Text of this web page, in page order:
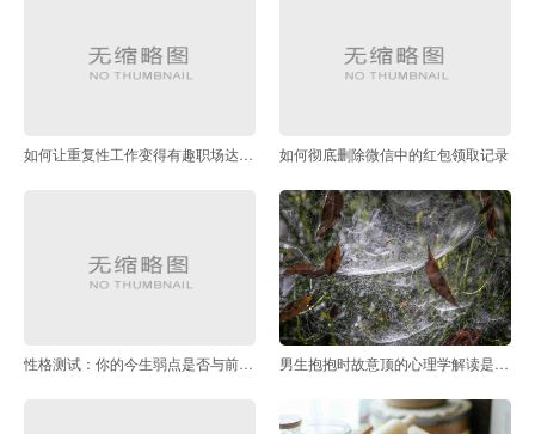
如何让重复性工作变得有趣职场达人支招 如何彻底删除微信中的红包领取记录
性格测试：你的今生弱点是否与前世死亡方式有关 男生抱抱时故意顶的心理学解读是什么